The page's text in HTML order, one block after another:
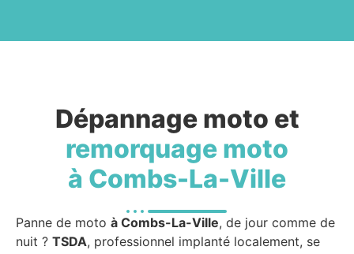
Dépannage moto et
remorquage moto
à Combs-La-Ville
Panne de moto à Combs-La-Ville, de jour comme de
nuit ? TSDA, professionnel implanté localement, se